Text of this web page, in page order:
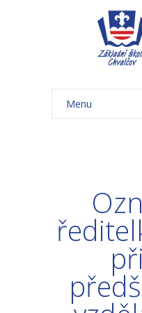
Menu
-- Aktuality ZŠ
-- Třídy ZŠ
-- Organizace
-- Časový
-- Třídní schůzky